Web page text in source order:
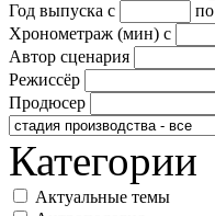
Год выпуска с
по
Хронометраж (мин) с
Автор сценария
Режиссёр
Продюсер
Категории
Актуальные темы